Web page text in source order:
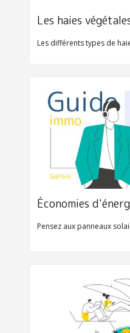
Les haies
Les différents types de
Économies
Pensez aux panneaux